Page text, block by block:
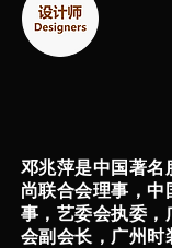
邓兆萍是中国著名
尚联合会理事，中
事，艺委会执委，
会副会长，广州时